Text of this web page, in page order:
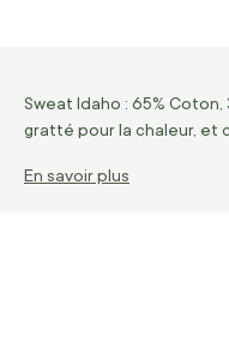
Sweat Idaho : 65%
gratté pour la chaleur, et
En savoir plus